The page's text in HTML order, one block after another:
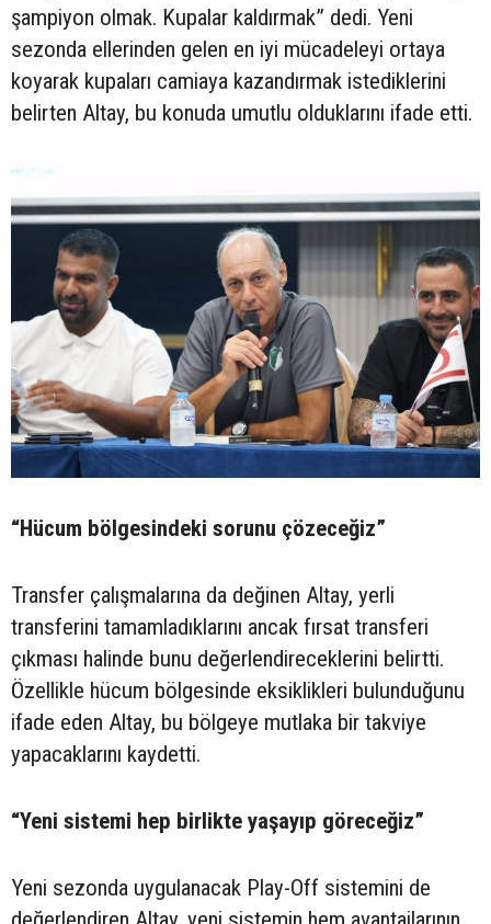
şampiyon olmak. Kupalar kaldırmak” dedi. Yeni
sezonda ellerinden gelen en iyi mücadeleyi ortaya
koyarak kupaları camiaya kazandırmak istediklerini
belirten Altay, bu konuda umutlu olduklarını ifade etti.
“Hücum bölgesindeki sorunu çözeceğiz”
Transfer çalışmalarına da değinen Altay, yerli
transferini tamamladıklarını ancak fırsat transferi
çıkması halinde bunu değerlendireceklerini belirtti.
Özellikle hücum bölgesinde eksiklikleri bulunduğunu
ifade eden Altay, bu bölgeye mutlaka bir takviye
yapacaklarını kaydetti.
“Yeni sistemi hep birlikte yaşayıp göreceğiz”
Yeni sezonda uygulanacak Play-Off sistemini de